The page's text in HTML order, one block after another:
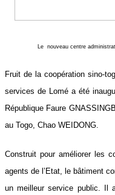
Le nouveau centre administratif
Fruit de la coopération sino-
services de Lomé a été
République Faure
au Togo, Chao WEIDONG.
Construit pour améliorer les
agents de l’Etat, le bâtiment
un meilleur service public. Il